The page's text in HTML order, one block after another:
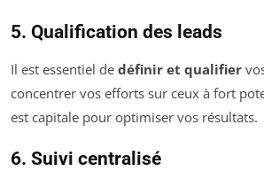
5. Qualification des leads
Il est essentiel de définir et qualifier
concentrer vos efforts sur ceux à fort
est capitale pour optimiser vos résultats.
6. Suivi centralisé